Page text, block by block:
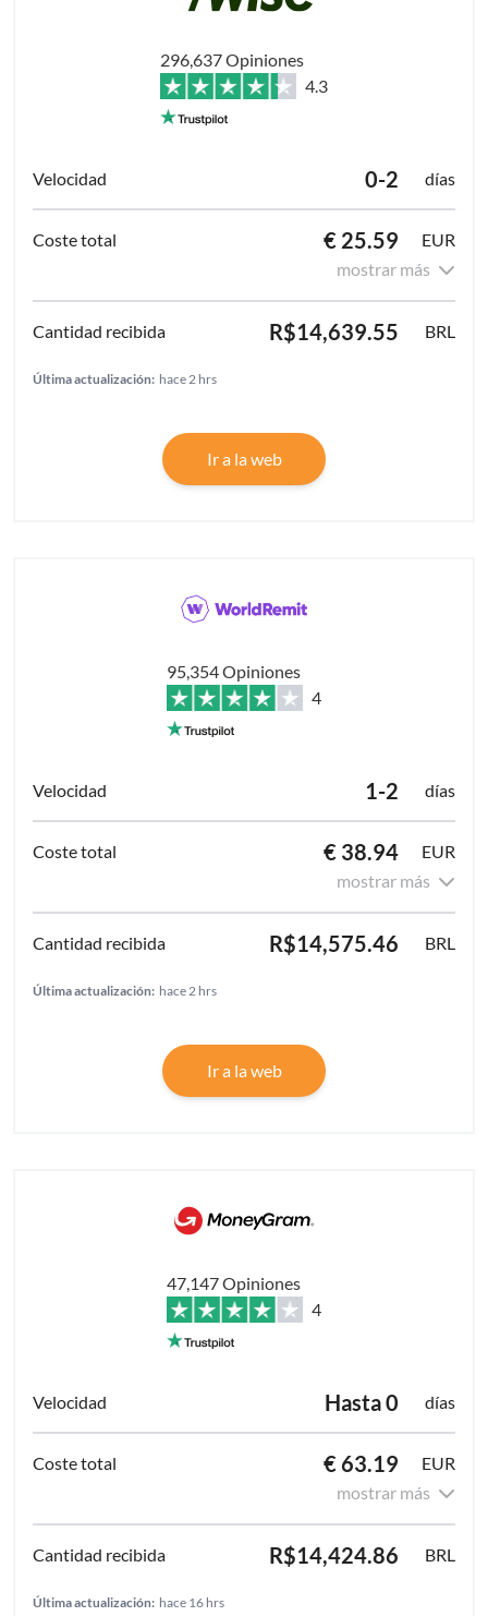
296,637 Opiniones
4.3
0-2 días
€ 25.59
EUR
mostrar más
R$14,639.55 BRL
Última actualización: hace 2 hrs
Ir a la web
95,354 Opiniones
4
1-2 días
€ 38.94
EUR
mostrar más
R$14,575.46 BRL
Última actualización: hace 2 hrs
Ir a la web
47,147 Opiniones
4
Hasta 0 días
€ 63.19
EUR
mostrar más
R$14,424.86 BRL
Última actualización: hace 16 hrs